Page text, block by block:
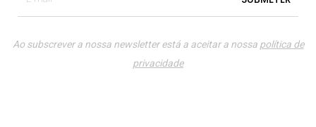
Ao subscrever a nossa newsletter está a aceitar a nossa política de
privacidade